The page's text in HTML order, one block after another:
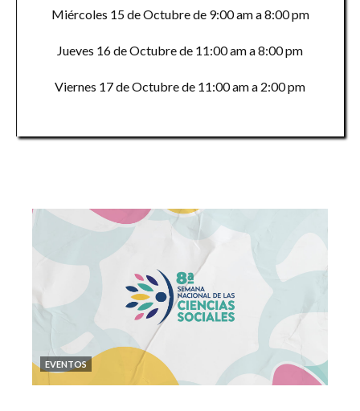
Miércoles 15 de Octubre de 9:00 am a 8:00 pm
Jueves 16 de Octubre de 11:00 am a 8:00 pm
Viernes 17 de Octubre de 11:00 am a 2:00 pm
EVENTOS